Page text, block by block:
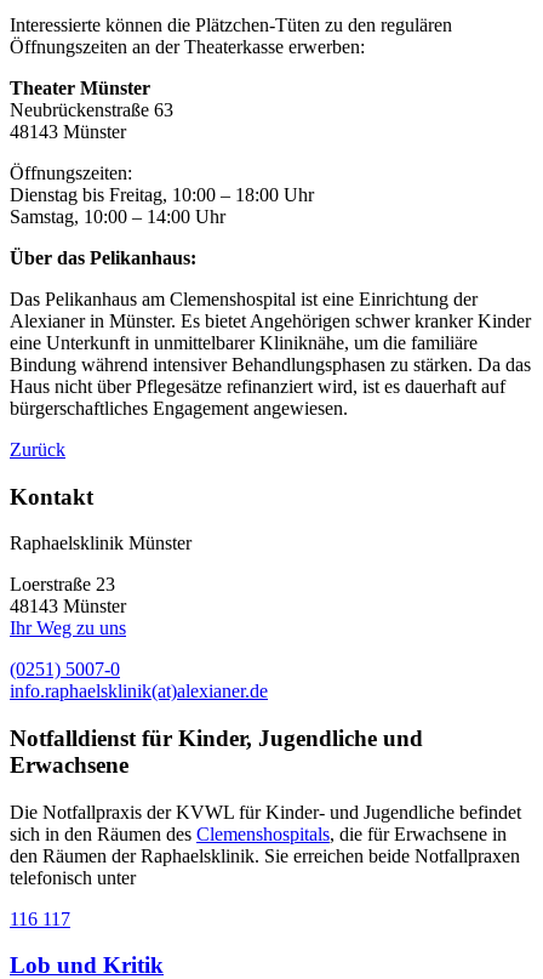
Interessierte können die Plätzchen-Tüten zu den regulären
Öffnungszeiten an der Theaterkasse erwerben:
Theater Münster
Neubrückenstraße 63
48143 Münster
Öffnungszeiten:
Dienstag bis Freitag, 10:00 – 18:00 Uhr
Samstag, 10:00 – 14:00 Uhr
Über das Pelikanhaus:
Das Pelikanhaus am Clemenshospital ist eine Einrichtung der
Alexianer in Münster. Es bietet Angehörigen schwer kranker Kinder
eine Unterkunft in unmittelbarer Kliniknähe, um die familiäre
Bindung während intensiver Behandlungsphasen zu stärken. Da das
Haus nicht über Pflegesätze refinanziert wird, ist es dauerhaft auf
bürgerschaftliches Engagement angewiesen.
Zurück
Kontakt
Raphaelsklinik Münster
Loerstraße 23
48143 Münster
Ihr Weg zu uns
(0251) 5007-0
info.raphaelsklinik(at)alexianer.de
Notfalldienst für Kinder, Jugendliche und
Erwachsene
Die Notfallpraxis der KVWL für Kinder- und Jugendliche befindet
sich in den Räumen des Clemenshospitals, die für Erwachsene in
den Räumen der Raphaelsklinik. Sie erreichen beide Notfallpraxen
telefonisch unter
116 117
Lob und Kritik